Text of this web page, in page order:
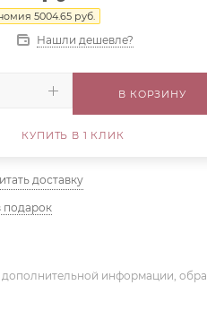
5004.65 руб.
Нашли дешевле?
В КОРЗИНУ
КУПИТЬ В 1 КЛИК
доставку
подарок
информации,